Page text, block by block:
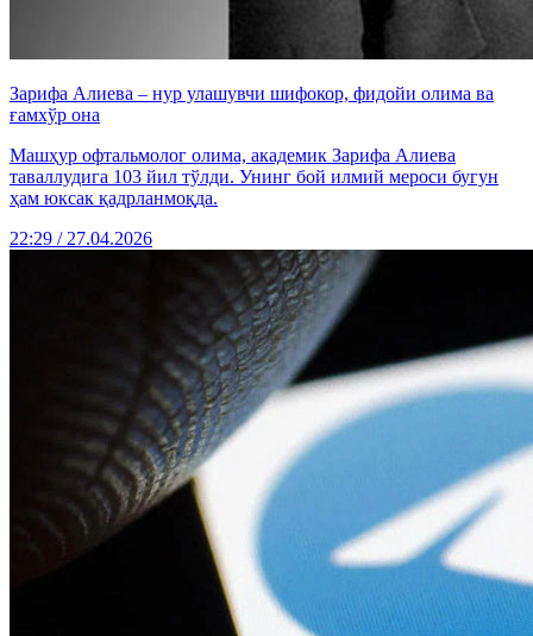
Зарифа Алиева – нур улашувчи шифокор, фидойи олима ва
ғамхўр она
Машҳур офтальмолог олима, академик Зарифа Алиева
таваллудига 103 йил тўлди. Унинг бой илмий мероси бугун
ҳам юксак қадрланмоқда.
22:29 / 27.04.2026